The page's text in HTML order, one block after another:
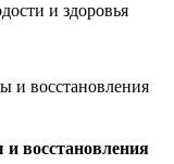
и здоровья
восстановления